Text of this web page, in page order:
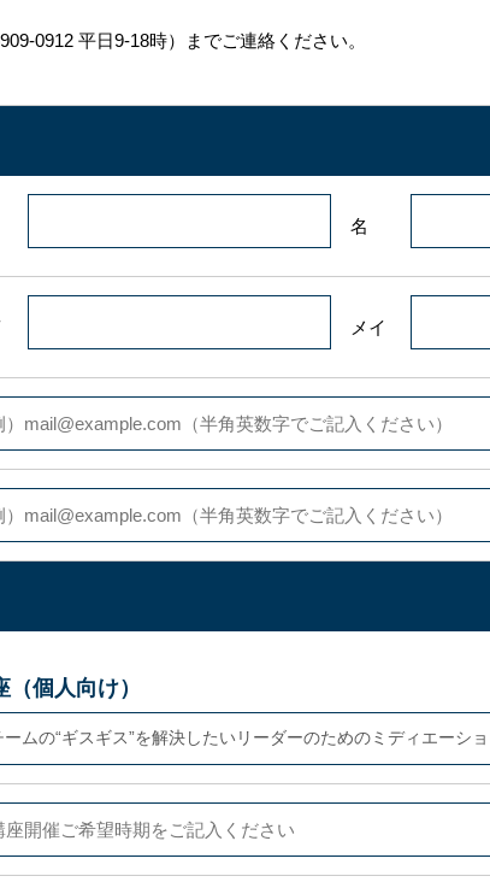
0912 平日9-18時）までご連絡ください。
名
メイ
（個人向け）